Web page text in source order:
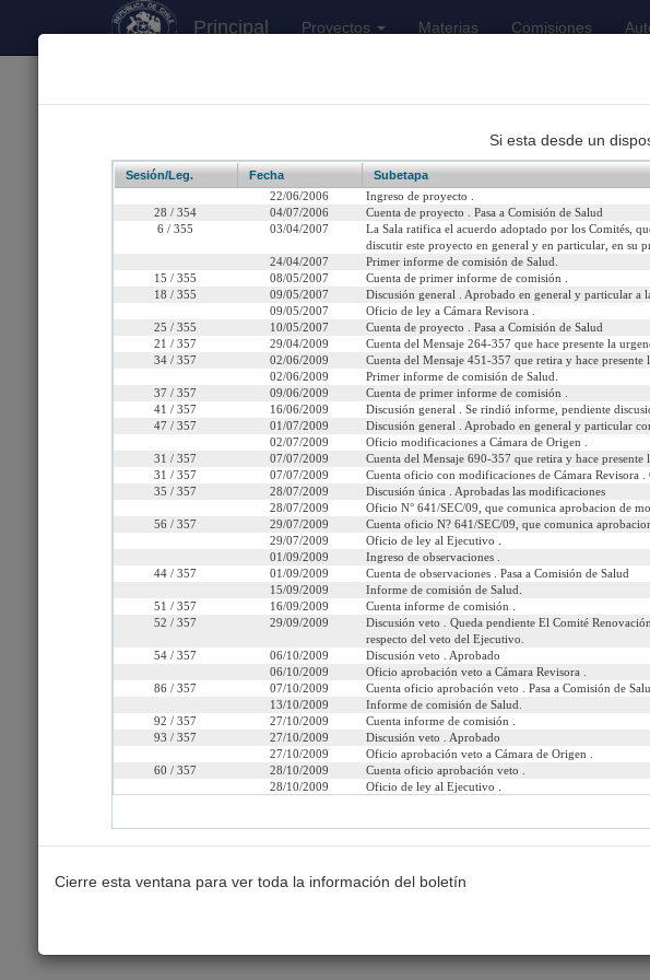
Principal Proyectos Materias Comisiones
Proyectos Iniciados 2026 170
Boletín 4269-11
Proyecto de ley que prohibe
Fecha de Ingreso: Jueves 22 de Junio, 2006
Cámara de Origen: Senado
Tipo de Proyecto: Proyecto de ley
Etapa: Tramitación terminada
Ley N° 20.394 (Diario Oficial del 20/11/2009)
Link para compartir: http://www.senado.cl/appsenado/templates/
Seleccione la información que desea ver:
Tramitación Informes Oficios Indicaciones
Si esta desde un
Sesión/Leg. Fecha Subetapa
22/06/2006
Ingreso de proyecto .
28 / 354
04/07/2006 Cuenta de proyecto . Pasa a Comisión de Salud
6 / 355
03/04/2007
La Sala ratifica el acuerdo adoptado por los Comités,
discutir este proyecto en general y en particular, en su
24/04/2007 Primer informe de comisión de Salud.
15 / 355
08/05/2007 Cuenta de primer informe de comisión .
18 / 355
09/05/2007 Discusión general . Aprobado en general y particular a
09/05/2007
Oficio de ley a Cámara Revisora .
25 / 355
10/05/2007 Cuenta de proyecto . Pasa a Comisión de Salud
21 / 357
29/04/2009 Cuenta del Mensaje 264-357 que hace presente la
34 / 357
02/06/2009 Cuenta del Mensaje 451-357 que retira y hace presente
02/06/2009
Primer informe de comisión de Salud.
37 / 357
09/06/2009 Cuenta de primer informe de comisión .
41 / 357
16/06/2009 Discusión general . Se rindió informe, pendiente
47 / 357
01/07/2009 Discusión general . Aprobado en general y particular
02/07/2009
Oficio modificaciones a Cámara de Origen .
31 / 357
07/07/2009 Cuenta del Mensaje 690-357 que retira y hace presente
31 / 357
07/07/2009 Cuenta oficio con modificaciones de Cámara Revisora .
35 / 357
28/07/2009 Discusión única . Aprobadas las modificaciones
28/07/2009
Oficio N° 641/SEC/09, que comunica aprobacion de
56 / 357
29/07/2009 Cuenta oficio N? 641/SEC/09, que comunica
29/07/2009
Oficio de ley al Ejecutivo .
01/09/2009
Ingreso de observaciones .
44 / 357
01/09/2009 Cuenta de observaciones . Pasa a Comisión de Salud
15/09/2009
Informe de comisión de Salud.
51 / 357
16/09/2009 Cuenta informe de comisión .
52 / 357
29/09/2009
Discusión veto . Queda pendiente El Comité
respecto del veto del Ejecutivo.
54 / 357 06/10/2009 Discusión veto . Aprobado
06/10/2009
Oficio aprobación veto a Cámara Revisora .
86 / 357
07/10/2009 Cuenta oficio aprobación veto . Pasa a Comisión de
13/10/2009
Informe de comisión de Salud.
92 / 357
27/10/2009 Cuenta informe de comisión .
93 / 357
27/10/2009 Discusión veto . Aprobado
27/10/2009
Oficio aprobación veto a Cámara de Origen .
60 / 357
28/10/2009 Cuenta oficio aprobación veto .
28/10/2009
Oficio de ley al Ejecutivo .
Cierre esta ventana para ver toda la información del boletín